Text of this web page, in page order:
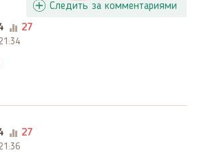
Следить за комментариями
27
27